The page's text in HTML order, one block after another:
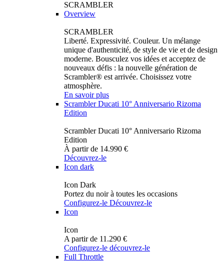
SCRAMBLER
Overview
SCRAMBLER
Liberté. Expressivité. Couleur. Un mélange
unique d'authenticité, de style de vie et de design
moderne. Bousculez vos idées et acceptez de
nouveaux défis : la nouvelle génération de
Scrambler® est arrivée. Choisissez votre
atmosphère.
En savoir plus
Scrambler Ducati 10° Anniversario Rizoma
Edition
Scrambler Ducati 10° Anniversario Rizoma
Edition
À partir de 14.990 €
Découvrez-le
Icon dark
Icon Dark
Portez du noir à toutes les occasions
Configurez-le Découvrez-le
Icon
Icon
A partir de 11.290 €
Configurez-le découvrez-le
Full Throttle